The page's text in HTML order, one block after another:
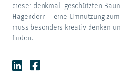
dieser denkmal- geschützten
Hagendorn – eine Umnutzung
muss besonders kreativ denken
finden.